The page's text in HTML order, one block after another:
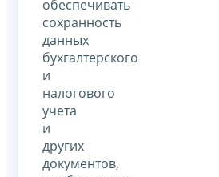
обеспечивать
сохранность
данных
бухгалтерского
и
налогового
учета
и
других
документов,